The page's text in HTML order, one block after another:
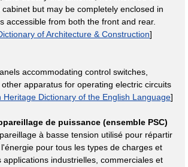
cabinet but may be completely enclosed in
accessible from both the front and rear.
of Architecture & Construction]
accommodating control switches,
apparatus for operating electric circuits
Heritage Dictionary of the English Language]
de puissance (ensemble PSC)
à basse tension utilisé pour répartir
pour tous les types de charges et
applications industrielles, commerciales et